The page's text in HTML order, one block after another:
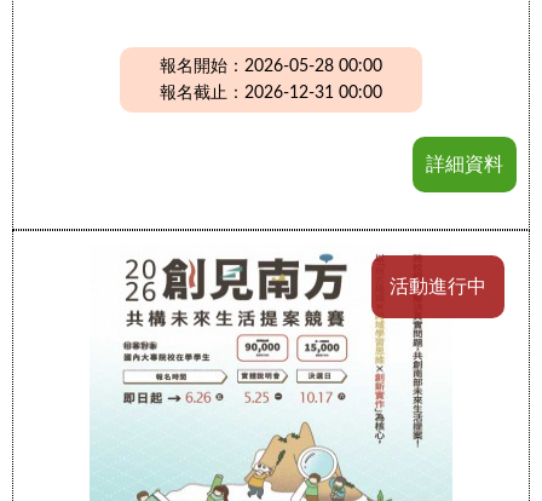
報名開始：2026-05-28 00:00
報名截止：2026-12-31 00:00
詳細資料
活動進行中